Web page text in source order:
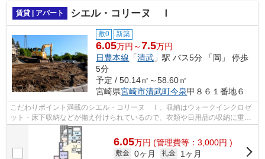
賃貸 | アパート シエル・コリーヌ Ｉ
敷0 新築
6.05万円～7.5万円
日豊本線 「清武 」駅 バス5分 「岡」 停歩
5分
予定 / 50.14㎡～58.60㎡
宮崎県宮崎市清武町今泉甲８６１番地６
こだわりポイント満載のシエル・コリーヌ Ｉ。収納はウォークインクロゼ
ット・床下収納などが備え付けられているので、衣類や日用品の収納に重宝
します。アパートタイプのお部屋です...
6.05万円 (管理費等：3,000円 )
敷金 0ヶ月 礼金
1ヶ月